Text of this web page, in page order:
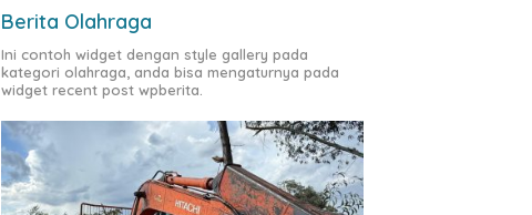
Berita Olahraga
Ini contoh widget dengan style gallery pada
kategori olahraga, anda bisa mengaturnya pada
widget recent post wpberita.